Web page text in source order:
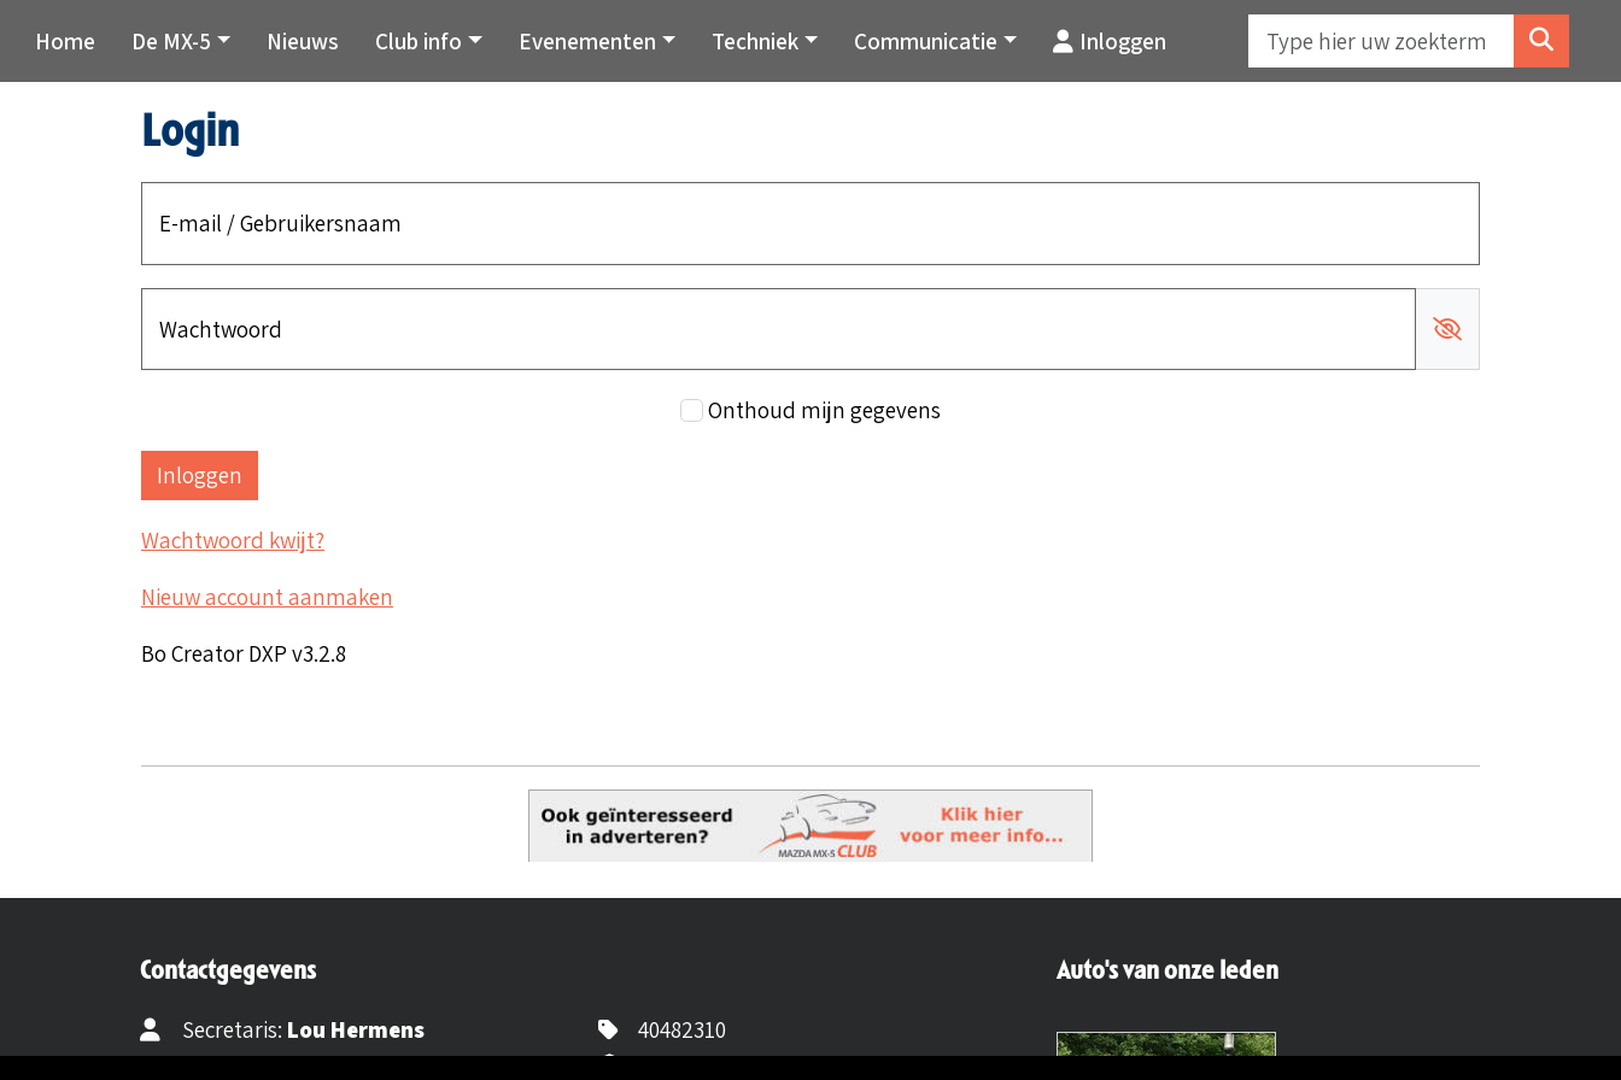
Home De MX-5 Nieuws Club info Evenementen Techniek Communicatie Inloggen
Login
E-mail / Gebruikersnaam
Wachtwoord
Onthoud mijn gegevens
Wachtwoord kwijt?
Nieuw account aanmaken
Bo Creator DXP v3.2.8
Contactgegevens
Secretaris: Lou Hermens
Mail secretaris
40482310
NL77 INGB 0677 3069 54
Auto's van onze leden